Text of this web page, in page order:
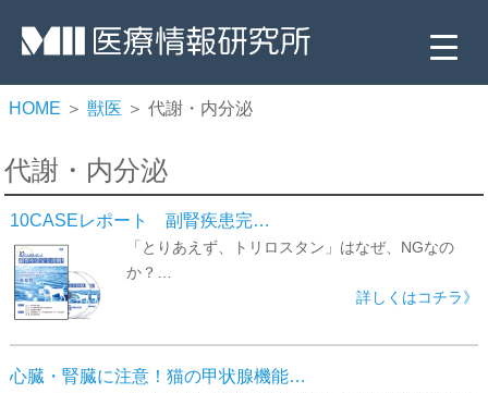
HOME ＞ 獣医 ＞ 代謝・内分泌
代謝・内分泌
10CASEレポート 副腎疾患完…
「とりあえず、トリロスタン」はなぜ、NGなの
か？…
詳しくはコチラ》
心臓・腎臓に注意！猫の甲状腺機能…
▼